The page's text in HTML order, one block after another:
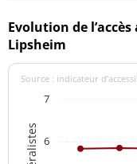
Evolution de
Lipsheim
Source : indicateur
6
7